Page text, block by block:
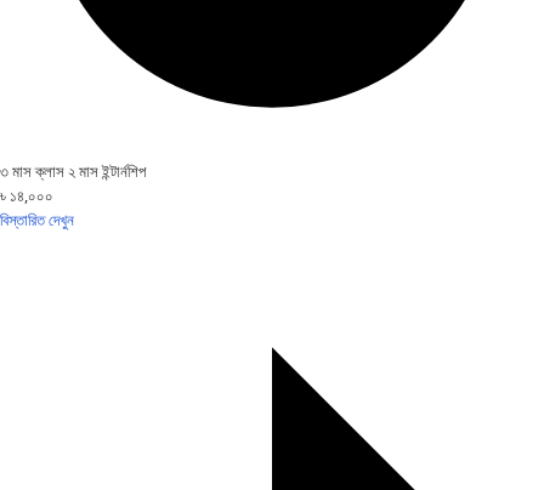
৩ মাস ক্লাস ২ মাস ইন্টার্নশিপ
৳ ১৪,০০০
বিস্তারিত দেখুন